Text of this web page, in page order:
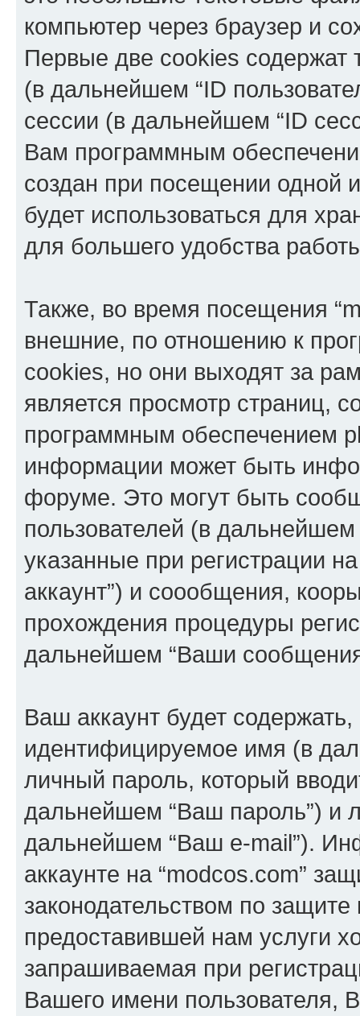
компьютер через браузер и
Первые две cookies содержат
(в дальнейшем “ID
сессии (в дальнейшем “ID
Вам программным
создан при посещении одной
будет использоваться для
для большего удобства
Также, во время посещения
внешние, по отношению к
cookies, но они выходят за
является просмотр страниц,
программным обеспечением
информации может быть
форуме. Это могут быть
пользователей (в
указанные при регистрации
аккаунт”) и соообщения,
прохождения процедуры
дальнейшем “Ваши
Ваш аккаунт будет
идентифицируемое имя (в
личный пароль, который
дальнейшем “Ваш пароль”) и
дальнейшем “Ваш e-mail”).
аккаунте на “modcos.com”
законодательством по
предоставившей нам услуги
запрашиваемая при
Вашего имени пользователя,